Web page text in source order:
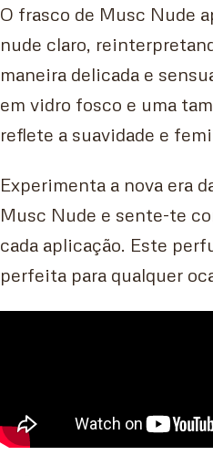
O frasco de Musc Nude
nude claro,
maneira delicada e
em vidro fosco e uma
reflete a suavidade e
Experimenta a nova era
Musc Nude e sente-te
cada aplicação. Este
perfeita para qualquer